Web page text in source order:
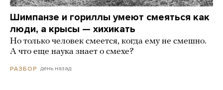
Шимпанзе и гориллы умеют смеяться как
люди, а крысы — хихикать
Но только человек смеется, когда ему не смешно.
А что еще наука знает о смехе?
РАЗБОР день назад